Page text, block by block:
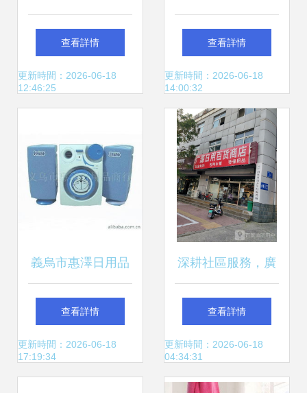
邊的日用百貨專家
查看詳情
更新時間：2026-06-18
12:46:25
日用百貨與商貿新
機遇
查看詳情
更新時間：2026-06-18
14:00:32
義烏市惠澤日用品
商行 音響產品與日
用百貨精選列表
查看詳情
更新時間：2026-06-18
17:19:34
深耕社區服務，廣
源日用百貨商店的
溫暖日常
查看詳情
更新時間：2026-06-18
04:34:31